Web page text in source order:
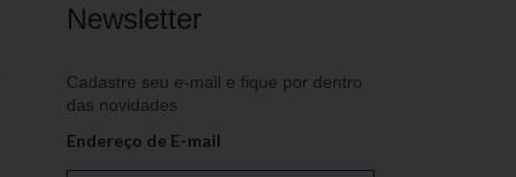
Newsletter
Cadastre seu e-mail e fique por dentro
das novidades
Endereço de E-mail